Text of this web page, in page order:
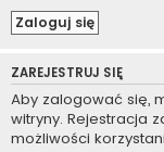
ZAREJESTRUJ SIĘ
Aby zalogować się,
witryny. Rejestracja
możliwości